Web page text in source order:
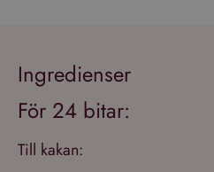
Ingredienser
För 24 bitar:
Till kakan: